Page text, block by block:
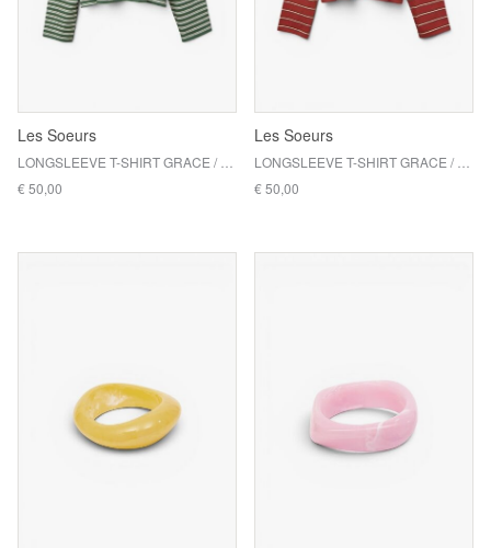
Les Soeurs
€ 50,00
Les Soeurs
€ 50,00